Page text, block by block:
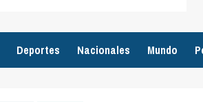
Deportes Nacionales Mundo